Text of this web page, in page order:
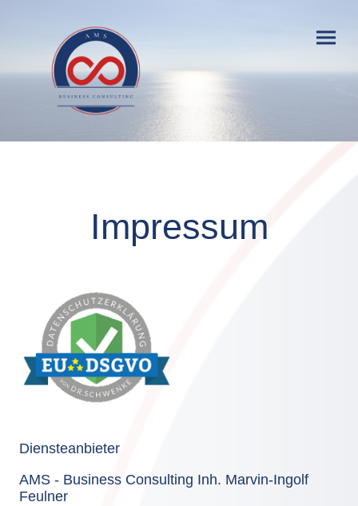
Impressum
Diensteanbieter
AMS - Business Consulting Inh. Marvin-Ingolf
Feulner